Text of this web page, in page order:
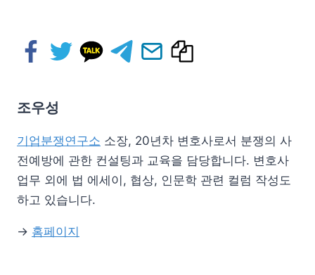
조우성
기업분쟁연구소 소장, 20년차 변호사로서 분쟁의 사
전예방에 관한 컨설팅과 교육을 담당합니다. 변호사
업무 외에 법 에세이, 협상, 인문학 관련 컬럼 작성도
하고 있습니다.
→ 홈페이지